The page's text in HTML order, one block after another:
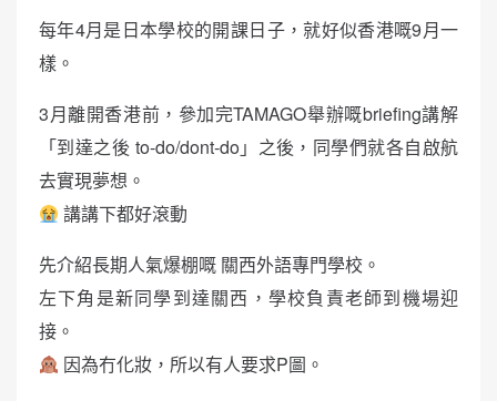
每年4月是日本學校的開課日子，就好似香港嘅9月一
樣。
3月離開香港前，參加完TAMAGO舉辦嘅briefing講解
「到達之後 to-do/dont-do」之後，同學們就各自啟航
去實現夢想。
講講下都好滾動
先介紹長期人氣爆棚嘅 關西外語專門學校。
左下角是新同學到達關西，學校負責老師到機場迎
接。
因為冇化妝，所以有人要求P圖。